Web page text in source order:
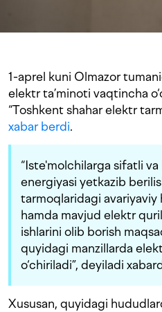
1-aprel kuni Olmazor
elektr ta’minoti vaqtincha
“Toshkent shahar elektr
xabar berdi.
“Iste'molchilarga sifatli
energiyasi yetkazib
tarmoqlaridagi avariyaviy
hamda mavjud elektr
ishlarini olib borish
quyidagi manzillarda
o‘chiriladi”, deyiladi
Xususan, quyidagi